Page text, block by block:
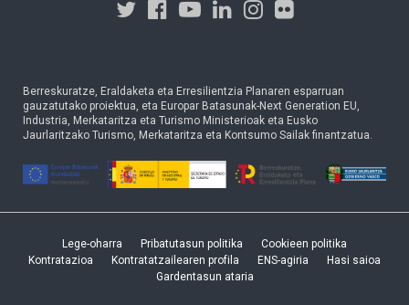
Berreskuratze, Eraldaketa eta Erresilientzia Planaren esparruan
gauzatutako proiektua, eta Europar Batasunak-Next Generation EU,
Industria, Merkataritza eta Turismo Ministerioak eta Eusko
Jaurlaritzako Turismo, Merkataritza eta Kontsumo Sailak finantzatua.
Lege-oharra Pribatutasun politika
Cookieen politika
Kontratazioa
Kontratatzailearen profila ENS-agiria
Hasi saioa
Gardentasun ataria